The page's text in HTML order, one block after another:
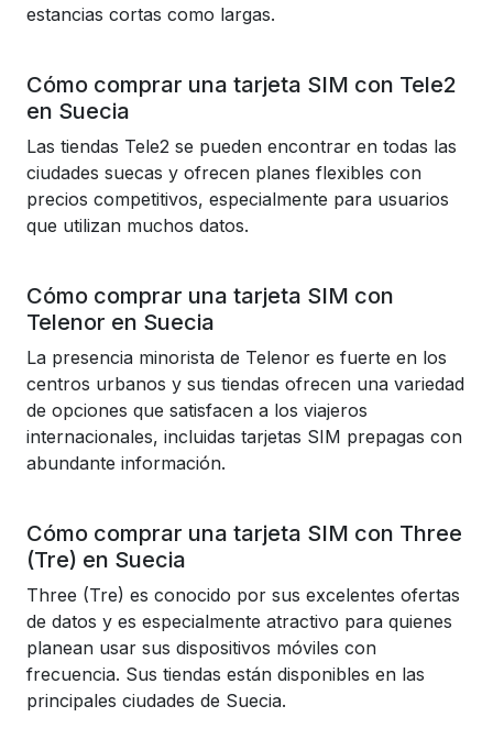
estancias cortas como largas.
Cómo comprar una tarjeta SIM con Tele2
en Suecia
Las tiendas Tele2 se pueden encontrar en todas las
ciudades suecas y ofrecen planes flexibles con
precios competitivos, especialmente para usuarios
que utilizan muchos datos.
Cómo comprar una tarjeta SIM con
Telenor en Suecia
La presencia minorista de Telenor es fuerte en los
centros urbanos y sus tiendas ofrecen una variedad
de opciones que satisfacen a los viajeros
internacionales, incluidas tarjetas SIM prepagas con
abundante información.
Cómo comprar una tarjeta SIM con Three
(Tre) en Suecia
Three (Tre) es conocido por sus excelentes ofertas
de datos y es especialmente atractivo para quienes
planean usar sus dispositivos móviles con
frecuencia. Sus tiendas están disponibles en las
principales ciudades de Suecia.